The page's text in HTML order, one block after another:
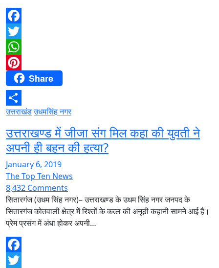
Facebook
Twitter
WhatsApp
PinterestShare
Share
उत्तराखंडउधमसिंह नगर
उत्तराखण्ड में जीजा संग मिल कहा की युवती ने
अपनी ही बहन की हत्या?
January 6, 2019
The Top Ten News
8,432 Comments
सितारगंज (उधम सिंह नगर)– उत्तराखण्ड के उधम सिंह नगर जनपद के
सितारगंज कोतवाली क्षेत्र में रिश्तों के कत्ल की अनूठी कहानी सामने आई है।
प्रेम प्रसंग में अंधा होकर अपनी…
Facebook